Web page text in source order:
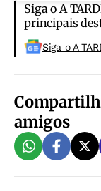
Siga o A
principais
Siga o A
amigos